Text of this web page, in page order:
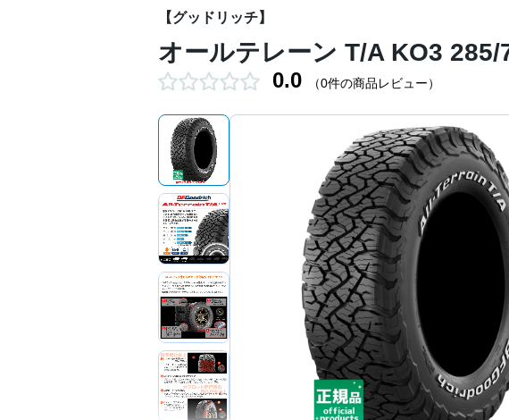
【グッドリッチ】
オールテレーン T/A KO3 285/
0.0 （0件の商品レビュー）